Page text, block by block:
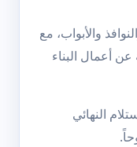
والأبواب، مع
عن أعمال البناء
النهائي